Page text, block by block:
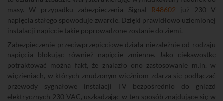
masy. W przypadku zabezpieczenia Signal R48602 już 230 V
napięcia stałego spowoduje zwarcie. Dzięki prawidłowo uziemionej
instalacji napięcie takie poprowadzone zostanie do ziemi.
Zabezpieczenie przeciwprzepięciowe działa niezależnie od rodzaju
napięcia blokując również napięcie zmienne. Jako ciekawostkę
potraktować można fakt, że znalazło ono zastosowanie m.in. w
więzieniach, w których znudzonym więźniom zdarza się podłączać
przewody sygnałowe instalacji TV bezpośrednio do gniazd
elektrycznych 230 VAC, uszkadzając w ten sposób znajdujące się w